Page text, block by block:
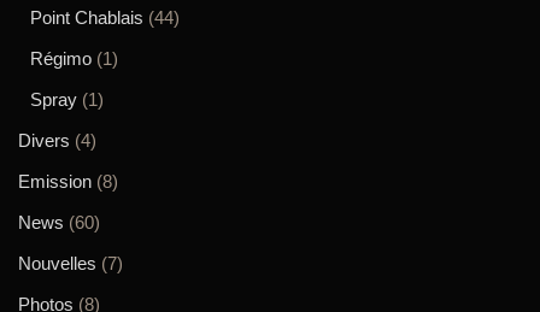
Point Chablais (44)
Régimo (1)
Spray (1)
Divers (4)
Emission (8)
News (60)
Nouvelles (7)
Photos (8)